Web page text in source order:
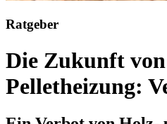
Ratgeber
Die Zukunft
Pelletheizung: